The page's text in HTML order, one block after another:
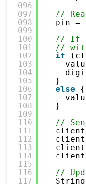
096
097
098
099
100
101
102
103
104
105
106
107
108
109
110
111
112
113
114
115
116
117
//
pin =
// If
//
if
}
else
{
}
//
//